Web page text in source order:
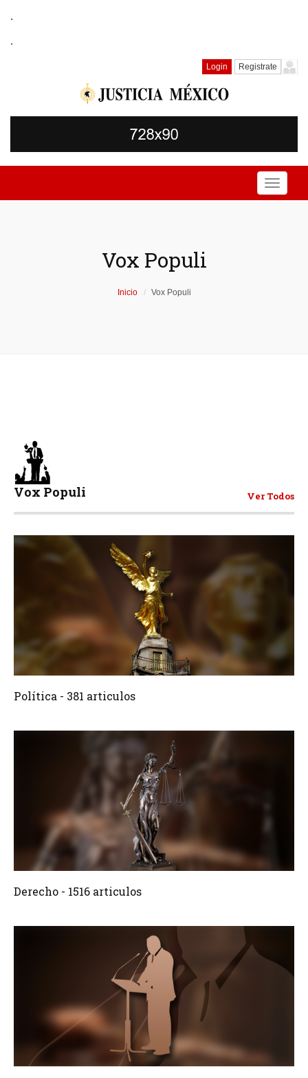
.
.
Login Registrate
Toggle
Vox Populi
Inicio Vox Populi
Vox Populi Ver Todos
381 Articulos
Política - 381 articulos
Crear 1516 Articulos
Derecho - 1516 articulos
Crear 266 Articulos